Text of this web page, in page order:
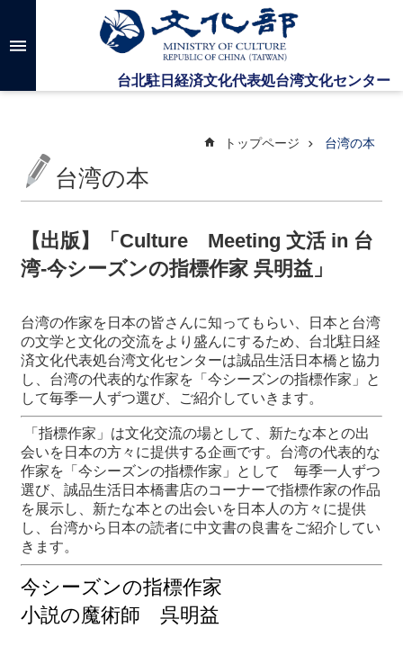
メインのコンテンツブロックにジャンプします
高
検
台
セ
ー
に
つ
い
て
最
新
情
報
と
申
込
去
トップページ 台湾の本
台湾の本
【出版】「Culture Meeting 文活 in 台
湾-今シーズンの指標作家 呉明益」
台湾の作家を日本の皆さんに知ってもらい、日本と台湾
の文学と文化の交流をより盛んにするため、台北駐日経
済文化代表処台湾文化センターは誠品生活日本橋と協力
し、台湾の代表的な作家を「今シーズンの指標作家」と
して毎季一人ずつ選び、ご紹介していきます。
「指標作家」は文化交流の場として、新たな本との出
会いを日本の方々に提供する企画です。台湾の代表的な
作家を「今シーズンの指標作家」として 毎季一人ずつ
選び、誠品生活日本橋書店のコーナーで指標作家の作品
を展示し、新たな本との出会いを日本人の方々に提供
し、台湾から日本の読者に中文書の良書をご紹介してい
きます。
今シーズンの指標作家
小説の魔術師 呉明益